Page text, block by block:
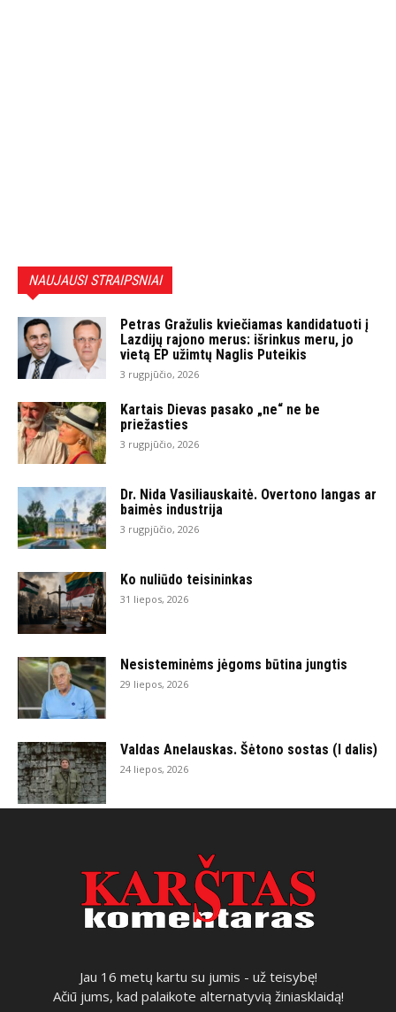
NAUJAUSI STRAIPSNIAI
Petras Gražulis kviečiamas kandidatuoti į
Lazdijų rajono merus: išrinkus meru, jo
vietą EP užimtų Naglis Puteikis
3 rugpjūčio, 2026
Kartais Dievas pasako „ne“ ne be
priežasties
3 rugpjūčio, 2026
Dr. Nida Vasiliauskaitė. Overtono langas ar
baimės industrija
3 rugpjūčio, 2026
Ko nuliūdo teisininkas
31 liepos, 2026
Nesisteminėms jėgoms būtina jungtis
29 liepos, 2026
Valdas Anelauskas. Šėtono sostas (I dalis)
24 liepos, 2026
Jau 16 metų kartu su jumis - už teisybę!
Ačiū jums, kad palaikote alternatyvią žiniasklaidą!